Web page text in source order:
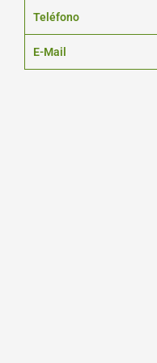
Teléfono
E-Mail